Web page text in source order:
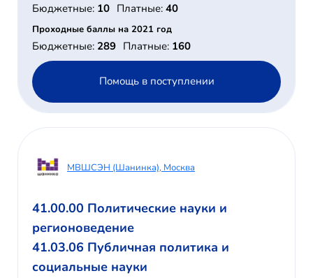
Бюджетные: 10 Платные: 40
Проходные баллы на 2021 год
Бюджетные: 289 Платные: 160
Помощь в поступлении
МВШСЭН (Шанинка), Москва
41.00.00 Политические науки и
регионоведение
41.03.06 Публичная политика и
социальные науки